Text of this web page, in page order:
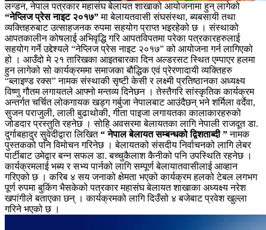
लन्डन, नेपाल पत्रकार महासंघ बेलायत शाखाको आयोजनामा हुन् लागेको
“नेप्लिज प्रेस नाइट २०१७”मा बेलायतवासी संघसंस्था, ब्यबसायी तथा
व्यक्तिहरुबाट उत्साहजनक रुपमा सहयोग प्राप्त भइरहेको छ । संस्थाको
आपतकालीन कोषलाई अभिवृद्धि गरि आपतविपतमा परेका पत्रकारहरुलाई
सहयोग गर्ने उद्देश्यले “नेप्लिज प्रेस नाइट २०१७” को आयोजना गर्न लागिएको
हो । आउँदो मे २१ तारिखका आइतबारका दिन अल्डरसट स्थित एम्पाएर हलमा
हुन लागेको सो कार्यक्रममा समाजका बौद्धिक एवं प्रेरणादायी व्यक्तिहरु
“ब्लाइण्ड रक्स” नामक संस्थाकी सृष्टी केसी र लक्ष्मी प्रतिष्ठानका अध्यक्ष्य
विष्णु गौतम लगायतले आफ्नो मन्तव्य दिनेछन । तेस्तैगरि सांस्कृतिक कार्यक्रम
अन्तर्गत चर्चित लोकगायक खड्ग गर्बुजा नेपालबाट आउंदैछन् भने शर्मिला वर्देवा,
सुजन पराजुली, लाली बुढाथोकी, गीता पाइजा लगायतका कालाकारहरुको
जोडदार प्रस्तुति रहनेछ । सोहि अवसरमा बेलायतका लागि नेपाली राजदूत डा.
दुर्गाबहादुर सुवेदीद्वारा लिखित“ नेपाल बेलायत सम्बन्धको द्विशताब्दी ”नामक
पुस्तकको पनि विमोचन गरिनेछ । बेलायतको संसदीय निर्वाचनको लागि लेबर
पार्टीबाट उमेद्वार बन्न सफल डा. बच्चुकैलाश कैनीको पनि उपस्थिति रहनेछ ।
कार्यक्रमलाई भब्य र सभ्य पार्नको लागि सम्पूर्ण बेलायातवासीलाई आव्हान
गरिएको छ । करिब ४ सय जनाको क्षेमता भएको कार्यक्रम हलको टेबल लगभग
पूर्ण रुपमा बुकिंग भैसकेको पत्रकार महासंघ बेलायत शाखाका अध्यक्ष्य नरेश
खपांगीले बताएका छन् । कार्यक्रमको लागि दिउँसो ४ बजेबाट प्रवेश खुल्ला
गरिने भएको छ ।